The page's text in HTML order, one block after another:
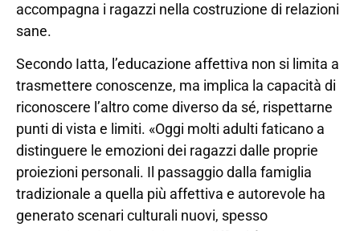
accompagna i ragazzi nella costruzione di relazioni
sane.
Secondo Iatta, l’educazione affettiva non si limita a
trasmettere conoscenze, ma implica la capacità di
riconoscere l’altro come diverso da sé, rispettarne
punti di vista e limiti. «Oggi molti adulti faticano a
distinguere le emozioni dei ragazzi dalle proprie
proiezioni personali. Il passaggio dalla famiglia
tradizionale a quella più affettiva e autorevole ha
generato scenari culturali nuovi, spesso